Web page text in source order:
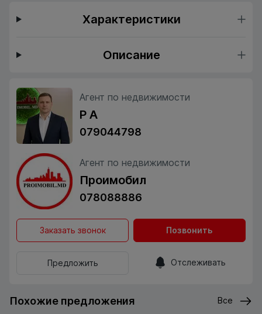
Характеристики
Описание
Агент по недвижимости
Р А
079044798
Агент по недвижимости
Проимобил
078088886
Заказать звонок Позвонить
Предложить Отслеживать
Похожие предложения Все